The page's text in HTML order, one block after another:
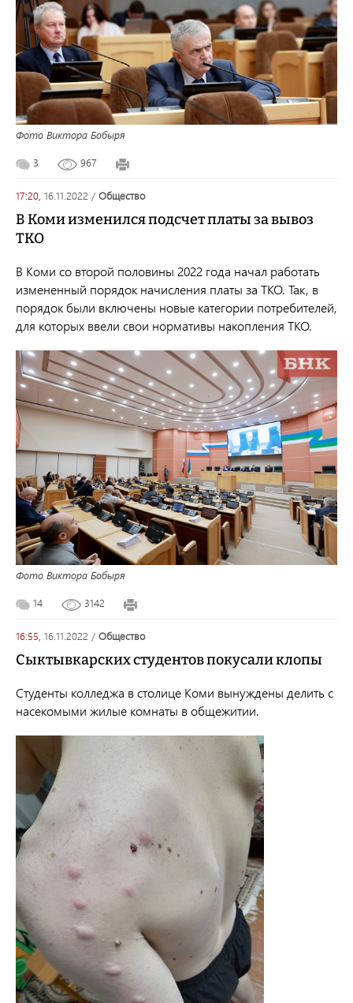
Фото Виктора Бобыря
3 967
17:20, 16.11.2022 / общество
В Коми изменился подсчет платы за вывоз
ТКО
В Коми со второй половины 2022 года начал работать
измененный порядок начисления платы за ТКО. Так, в
порядок были включены новые категории потребителей,
для которых ввели свои нормативы накопления ТКО.
Фото Виктора Бобыря
14 3142
16:55, 16.11.2022 / общество
Сыктывкарских студентов покусали клопы
Студенты колледжа в столице Коми вынуждены делить с
насекомыми жилые комнаты в общежитии.